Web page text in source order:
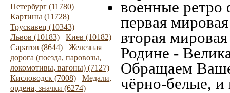
Петербург (11780)
Картины (11728)
Трускавец (10343)
Львов (10183)
Киев (10182)
Саратов (8644)
Железная
дорога (поезда, паровозы,
локомотивы, вагоны) (7127)
Кисловодск (7008)
Медали,
ордена, значки (6274)
военные ретро
первая
вторая
Родине -
Обращаем
чёрно-белые, и